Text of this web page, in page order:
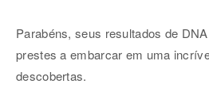
Parabéns, seus resultados de
prestes a embarcar em uma
descobertas.